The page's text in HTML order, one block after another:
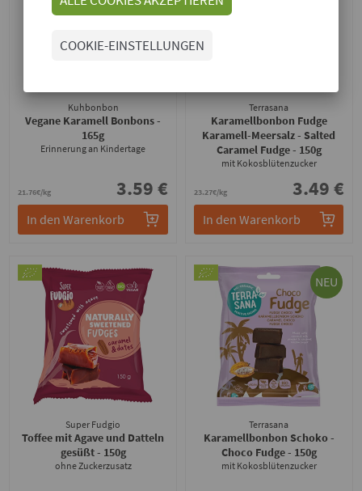
Kuhbonbon
Vegane Karamell Bonbons-
165g
Erinnerung an Kindertage
21.76€/kg 3.59 €
In den Warenkorb
Terrasana
Karamellbonbon Fudge
Karamell-Meersalz - Salted
Caramel Fudge- 150g
mit Kokosblütenzucker
23.27€/kg 3.49 €
In den Warenkorb
Super Fudgio
Toffee mit Agave und Datteln
gesüßt- 150g
ohne Zuckerzusatz
NEU
Terrasana
Karamellbonbon Schoko -
Choco Fudge- 150g
mit Kokosblütenzucker
COOKIE-EINSTELLUNGEN